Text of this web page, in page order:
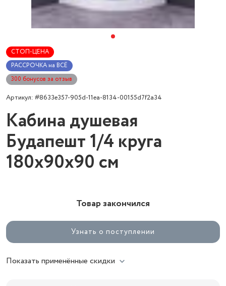
СТОП-ЦЕНА
РАССРОЧКА на ВСЁ
300 бонусов за отзыв
Артикул: #8633e357-905d-11ea-8134-00155d7f2a34
Кабина душевая
Будапешт 1/4 круга
180х90х90 см
Товар закончился
Узнать о поступлении
Показать применённые скидки